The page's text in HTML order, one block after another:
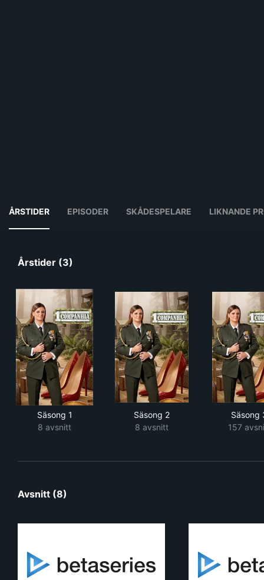
ÅRSTIDER EPISODER SKÅDESPELARE LIKNANDE
Årstider (3)
Säsong 1
8 avsnitt
Säsong 2
8 avsnitt
Säsong
157
Avsnitt (8)